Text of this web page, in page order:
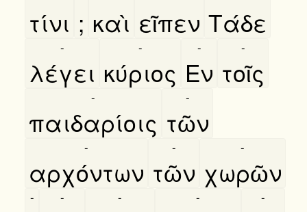
τίνι ; καὶ εῖπεν Τάδε
λέγει
-
κύριος
-
Εν
-
τοῖς
-
παιδαρίοις
-
τῶν
-
αρχόντων
-
τῶν
-
χωρῶν
-
- - - - -